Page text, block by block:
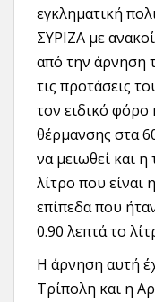
εγκληματική
ΣΥΡΙΖΑ με
από την άρνηση
τις προτάσεις
τον ειδικό φόρο
θέρμανσης στα
να μειωθεί και
λίτρο που είναι
επίπεδα που
0.90 λεπτά το
Η άρνηση αυτή
Τρίπολη και η